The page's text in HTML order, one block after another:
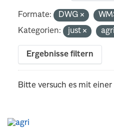
Formate: DWG
Kategorien:
just
Ergebnisse filtern
Bitte versuch es mit